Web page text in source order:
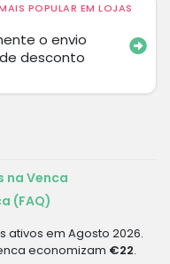
POPULAR EM LOJAS
o envio
desconto
na Venca
(FAQ)
ativos em Agosto 2026.
economizam €22.